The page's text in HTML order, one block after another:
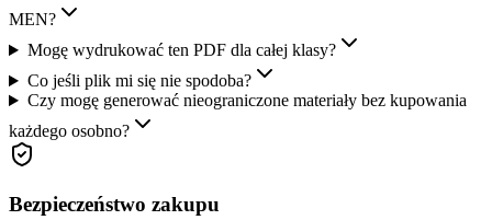
MEN?
Mogę wydrukować ten PDF dla całej klasy?
Co jeśli plik mi się nie spodoba?
Czy mogę generować nieograniczone materiały bez kupowania
każdego osobno?
Bezpieczeństwo zakupu